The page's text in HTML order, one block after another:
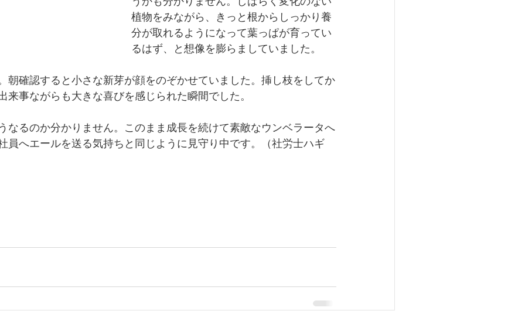
植物をみながら、きっと根からしっかり養
分が取れるようになって葉っぱが育ってい
るはず、と想像を膨らましていました。
確認すると小さな新芽が顔をのぞかせていました。挿し枝をしてか
来事ながらも大きな喜びを感じられた瞬間でした。
るのか分かりません。このまま成長を続けて素敵なウンベラータへ
員へエールを送る気持ちと同じように見守り中です。（社労士ハギ